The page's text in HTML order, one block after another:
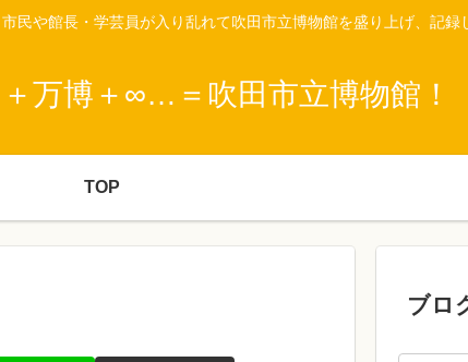
民や館長・学芸員が入り乱れて吹田市立博物館を盛り上げ、記録
万博＋∞…＝吹田市立博物館！
TOP
ブロ